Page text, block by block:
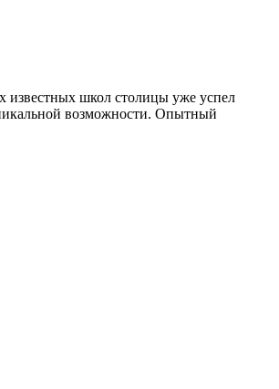
известных школ столицы уже успел
возможности. Опытный